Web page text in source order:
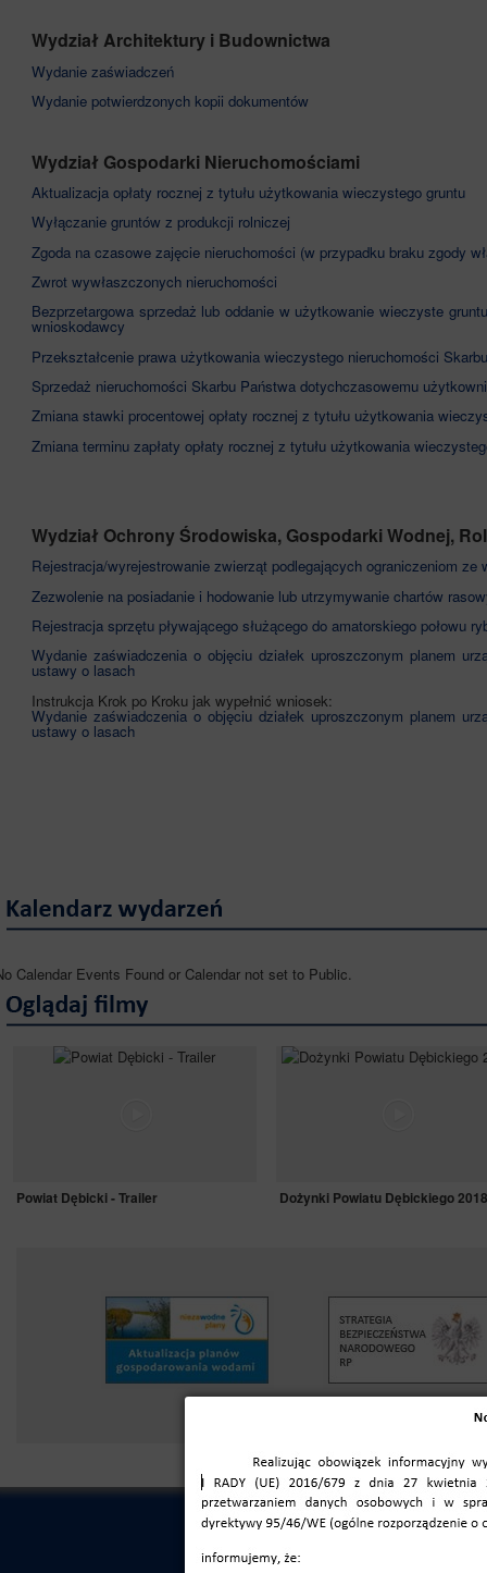
Wydział Architektury i Budownictwa
Wydanie zaświadczeń
Wydanie potwierdzonych kopii dokumentów
Wydział Gospodarki Nieruchomościami
Aktualizacja opłaty rocznej z tytułu użytkowania wieczystego gruntu
Wyłączanie gruntów z produkcji rolniczej
Zgoda na czasowe zajęcie nieruchomości (w przypadku braku zgody
Zwrot wywłaszczonych nieruchomości
Bezprzetargowa sprzedaż lub oddanie w użytkowanie wieczyste
wnioskodawcy
Przekształcenie prawa użytkowania wieczystego nieruchomości
Sprzedaż nieruchomości Skarbu Państwa dotychczasowemu
Zmiana stawki procentowej opłaty rocznej z tytułu użytkowania
Zmiana terminu zapłaty opłaty rocznej z tytułu użytkowania
Wydział Ochrony Środowiska, Gospodarki Wodnej,
Rejestracja/wyrejestrowanie zwierząt podlegających ograniczeniom ze
Zezwolenie na posiadanie i hodowanie lub utrzymywanie chartów
Rejestracja sprzętu pływającego służącego do amatorskiego połowu
Wydanie zaświadczenia o objęciu działek uproszczonym planem
ustawy o lasach
Instrukcja Krok po Kroku jak wypełnić wniosek:
Wydanie zaświadczenia o objęciu działek uproszczonym planem
ustawy o lasach
Calendar Events Found or Calendar not set to Public.
Powiat Dębicki - Trailer Dożynki Powiatu Dębickiego 2018